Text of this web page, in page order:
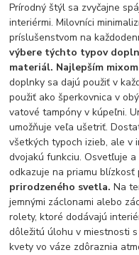
Prírodný štýl sa zvyčajne
interiérmi. Milovníci
príslušenstvom na
výbere týchto typov
materiál. Najlepším
doplnky sa dajú použiť v
použiť ako šperkovnica v
vatové tampóny v kúpeľni.
umožňuje veľa ušetriť.
všetkých typoch izieb, ale v
dvojakú funkciu. Osvetľuje
odkazuje na priamu blízkosť
prirodzeného svetla.Na
jemnými záclonami alebo
rolety, ktoré dodávajú
dôležitú úlohu v miestnosti
kvety vo váze zdôraznia